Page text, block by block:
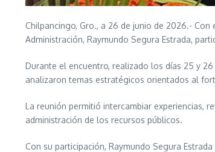
Chilpancingo, Gro., a 26 de junio de 2026.-
Administración, Raymundo Segura Estrada,
Durante el encuentro, realizado los días 25 y
analizaron temas estratégicos orientados al
La reunión permitió intercambiar experiencias,
administración de los recursos públicos.
Con su participación, Raymundo Segura